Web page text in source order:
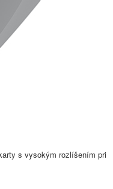
s vysokým rozlíšením pri